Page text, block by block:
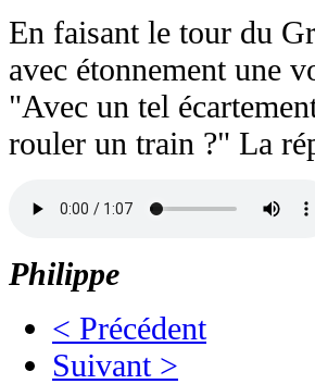
En faisant le tour du
avec étonnement une
"Avec un tel
rouler un train ?" La
Philippe
< Précédent
Suivant >